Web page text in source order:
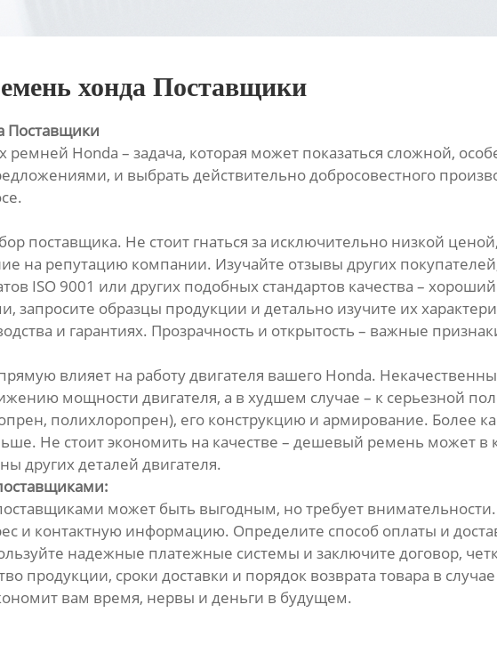
хонда Поставщики
Поставщики
Honda – задача, которая может показаться сложной,
и выбрать действительно добросовестного
поставщика. Не стоит гнаться за исключительно низкой
на репутацию компании. Изучайте отзывы других
ISO 9001 или других подобных стандартов качества –
образцы продукции и детально изучите их
и гарантиях. Прозрачность и открытость – важные
влияет на работу двигателя вашего Honda.
мощности двигателя, а в худшем случае – к серьезной
полихлоропрен), его конструкцию и армирование. Более
Не стоит экономить на качестве – дешевый ремень может в
других деталей двигателя.
может быть выгодным, но требует
и контактную информацию. Определите способ оплаты и
надежные платежные системы и заключите договор,
продукции, сроки доставки и порядок возврата товара в
вам время, нервы и деньги в будущем.